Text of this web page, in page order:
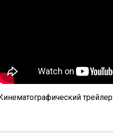
Кинематографический трейлер